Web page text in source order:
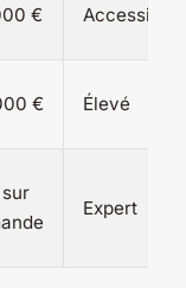
€ Accessible
€ Élevé
Expert